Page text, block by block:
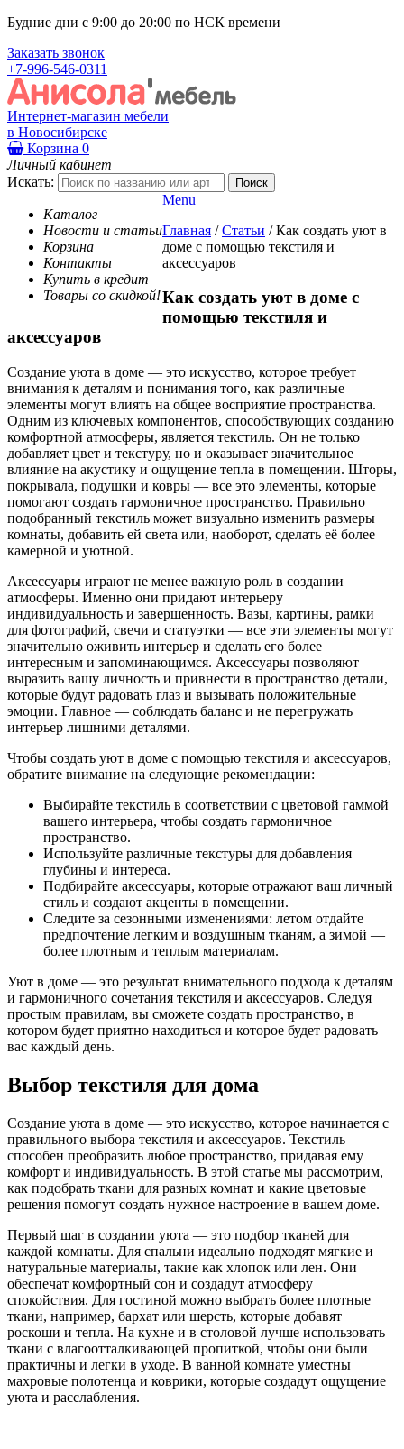
Будние дни с 9:00 до 20:00 по НСК времени
Заказать звонок
+7-996-546-0311
Интернет-магазин мебели
в Новосибирске
Корзина 0
Личный кабинет
Искать:
Каталог
Новости и статьи
Корзина
Контакты
Купить в кредит
Товары со скидкой!
Menu
Главная / Статьи / Как создать уют в
доме с помощью текстиля и
аксессуаров
Как создать уют в доме с
помощью текстиля и
аксессуаров
Создание уюта в доме — это искусство, которое требует
внимания к деталям и понимания того, как различные
элементы могут влиять на общее восприятие пространства.
Одним из ключевых компонентов, способствующих созданию
комфортной атмосферы, является текстиль. Он не только
добавляет цвет и текстуру, но и оказывает значительное
влияние на акустику и ощущение тепла в помещении. Шторы,
покрывала, подушки и ковры — все это элементы, которые
помогают создать гармоничное пространство. Правильно
подобранный текстиль может визуально изменить размеры
комнаты, добавить ей света или, наоборот, сделать её более
камерной и уютной.
Аксессуары играют не менее важную роль в создании
атмосферы. Именно они придают интерьеру
индивидуальность и завершенность. Вазы, картины, рамки
для фотографий, свечи и статуэтки — все эти элементы могут
значительно оживить интерьер и сделать его более
интересным и запоминающимся. Аксессуары позволяют
выразить вашу личность и привнести в пространство детали,
которые будут радовать глаз и вызывать положительные
эмоции. Главное — соблюдать баланс и не перегружать
интерьер лишними деталями.
Чтобы создать уют в доме с помощью текстиля и аксессуаров,
обратите внимание на следующие рекомендации:
Выбирайте текстиль в соответствии с цветовой гаммой
вашего интерьера, чтобы создать гармоничное
пространство.
Используйте различные текстуры для добавления
глубины и интереса.
Подбирайте аксессуары, которые отражают ваш личный
стиль и создают акценты в помещении.
Следите за сезонными изменениями: летом отдайте
предпочтение легким и воздушным тканям, а зимой —
более плотным и теплым материалам.
Уют в доме — это результат внимательного подхода к деталям
и гармоничного сочетания текстиля и аксессуаров. Следуя
простым правилам, вы сможете создать пространство, в
котором будет приятно находиться и которое будет радовать
вас каждый день.
Выбор текстиля для дома
Создание уюта в доме — это искусство, которое начинается с
правильного выбора текстиля и аксессуаров. Текстиль
способен преобразить любое пространство, придавая ему
комфорт и индивидуальность. В этой статье мы рассмотрим,
как подобрать ткани для разных комнат и какие цветовые
решения помогут создать нужное настроение в вашем доме.
Первый шаг в создании уюта — это подбор тканей для
каждой комнаты. Для спальни идеально подходят мягкие и
натуральные материалы, такие как хлопок или лен. Они
обеспечат комфортный сон и создадут атмосферу
спокойствия. Для гостиной можно выбрать более плотные
ткани, например, бархат или шерсть, которые добавят
роскоши и тепла. На кухне и в столовой лучше использовать
ткани с влагоотталкивающей пропиткой, чтобы они были
практичны и легки в уходе. В ванной комнате уместны
махровые полотенца и коврики, которые создадут ощущение
уюта и расслабления.